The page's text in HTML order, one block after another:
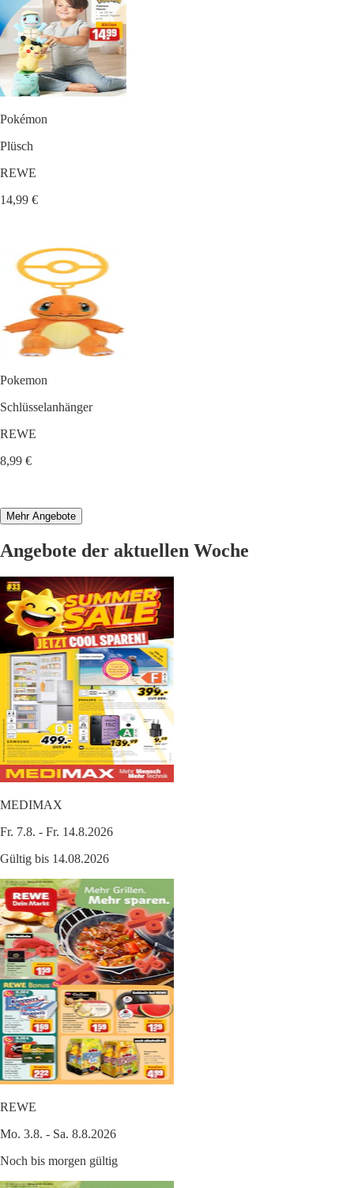
Pokémon
Plüsch
REWE
14,99 €
Pokemon
Schlüsselanhänger
REWE
8,99 €
Mehr Angebote
Angebote der aktuellen Woche
MEDIMAX
Fr. 7.8. - Fr. 14.8.2026
Gültig bis 14.08.2026
REWE
Mo. 3.8. - Sa. 8.8.2026
Noch bis morgen gültig